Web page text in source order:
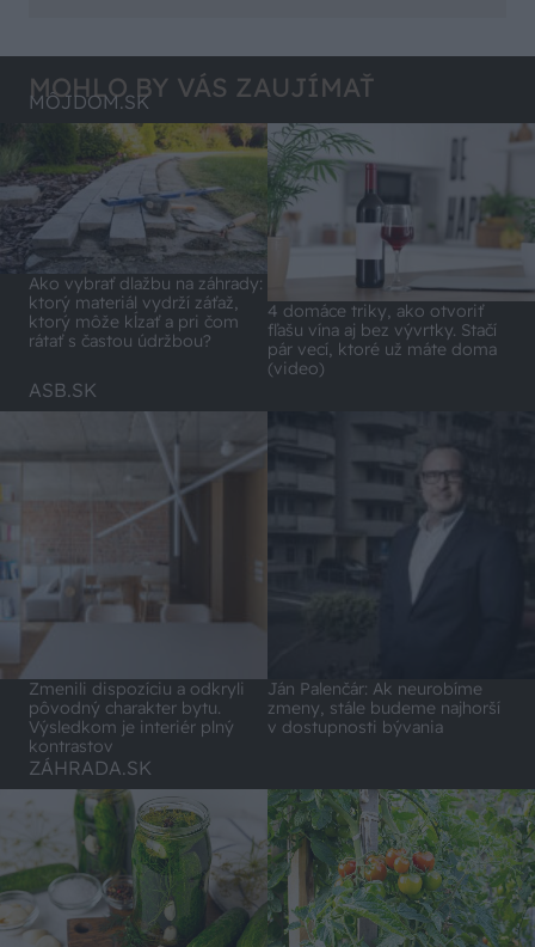
MOHLO BY VÁS ZAUJÍMAŤ
MÔJDOM.SK
Ako vybrať dlažbu na záhrady:
ktorý materiál vydrží záťaž,
ktorý môže kĺzať a pri čom
rátať s častou údržbou?
4 domáce triky, ako otvoriť
fľašu vína aj bez vývrtky. Stačí
pár vecí, ktoré už máte doma
(video)
ASB.SK
Zmenili dispozíciu a odkryli
pôvodný charakter bytu.
Výsledkom je interiér plný
kontrastov
Ján Palenčár: Ak neurobíme
zmeny, stále budeme najhorší
v dostupnosti bývania
ZÁHRADA.SK